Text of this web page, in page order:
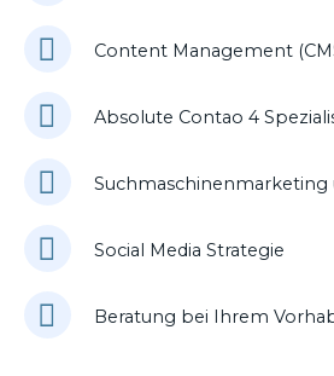
Content Management
Absolute Contao 4
Suchmaschinenmarketing
Social Media Strategie
Beratung bei Ihrem